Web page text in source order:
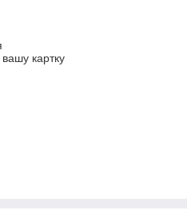
картку